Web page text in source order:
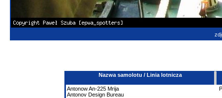
Nazwa samolotu / Linia lotnicza
AntonowAn-225 Mrija
Antonov Design Bureau